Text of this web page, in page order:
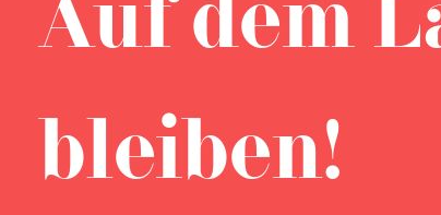
Auf dem
bleiben!